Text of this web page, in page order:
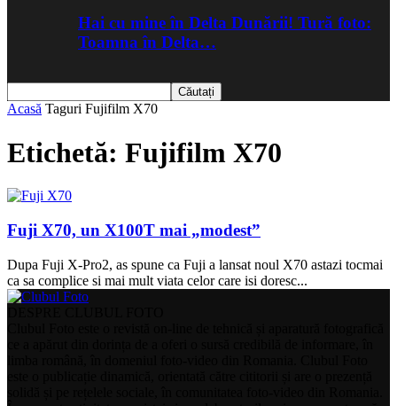
Hai cu mine în Delta Dunării! Tură foto:
Toamna în Delta…
Acasă Taguri Fujifilm X70
Etichetă: Fujifilm X70
Fuji X70, un X100T mai „modest”
Dupa Fuji X-Pro2, as spune ca Fuji a lansat noul X70 astazi tocmai
ca sa complice si mai mult viata celor care isi doresc...